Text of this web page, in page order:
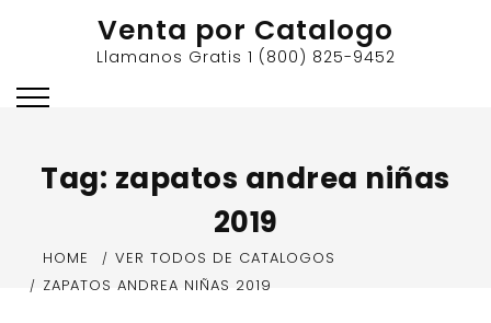
Venta por Catalogo
Llamanos Gratis 1 (800) 825-9452
Tag: zapatos andrea niñas
2019
HOME
VER TODOS DE CATALOGOS
ZAPATOS ANDREA NIÑAS 2019